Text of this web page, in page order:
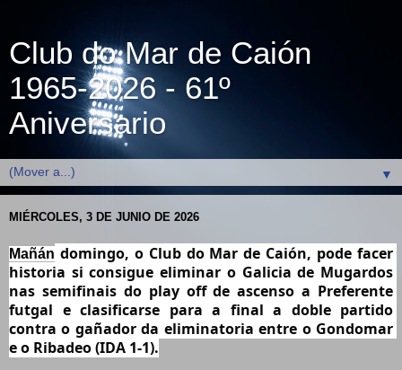
Club do Mar de Caión
1965-2026 - 61º
Aniversario
▼
MIÉRCOLES, 3 DE JUNIO DE 2026
Mañán domingo, o Club do Mar de Caión, pode facer
historia si consigue eliminar o Galicia de Mugardos
nas semifinais do play off de ascenso a Preferente
futgal e clasificarse para a final a doble partido
contra o gañador da eliminatoria entre o Gondomar
e o Ribadeo (IDA 1-1).